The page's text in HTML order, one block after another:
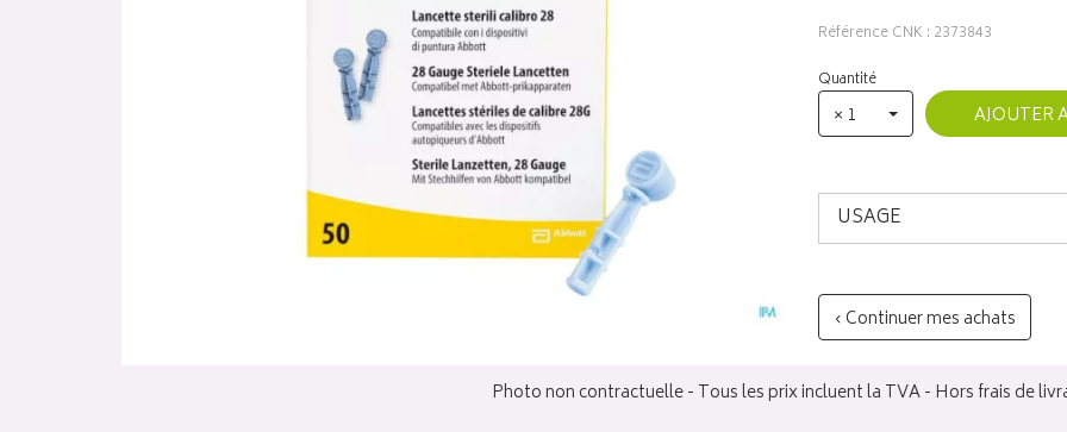
Référence CNK : 2373843
Quantité
× 1 AJOUTER
USAGE
‹ Continuer mes achats
Photo non contractuelle - Tous les prix incluent la TVA - Hors frais de